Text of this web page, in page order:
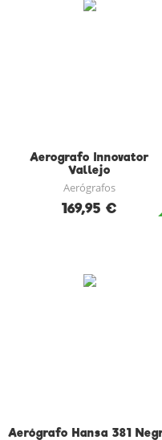
Aerografo Innovator
Vallejo
Aerógrafos
169,95 €
Aerógrafo Hansa 381